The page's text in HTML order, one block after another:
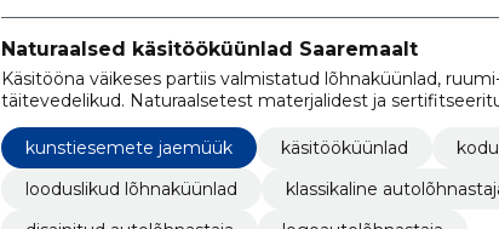
Naturaalsed käsitööküünlad Saaremaalt
Käsitööna väikeses partiis valmistatud lõhnaküünlad,
täitevedelikud. Naturaalsetest materjalidest ja
kunstiesemete jaemüük käsitööküünlad
looduslikud lõhnaküünlad
klassikaline